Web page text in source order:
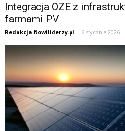
Integracja OZE z
farmami PV
Redakcja Nowiliderzy.pl - 6 stycznia 2026